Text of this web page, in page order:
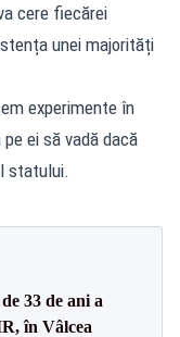
cere fiecărei
unei majorități
experimente în
ei să vadă dacă
statului.
33 de ani a
în Vâlcea